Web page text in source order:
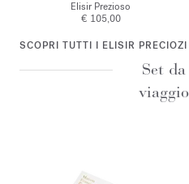
Elisir Prezioso
€ 105,00
SCOPRI TUTTI I ELISIR PRECIOZI
Set da
viaggio